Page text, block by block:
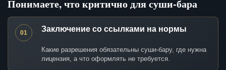
Понимаете, что критично для суши-бара
01 Заключение со ссылками на нормы
Какие разрешения обязательны суши-бару, где нужна
лицензия, а что оформлять не требуется.